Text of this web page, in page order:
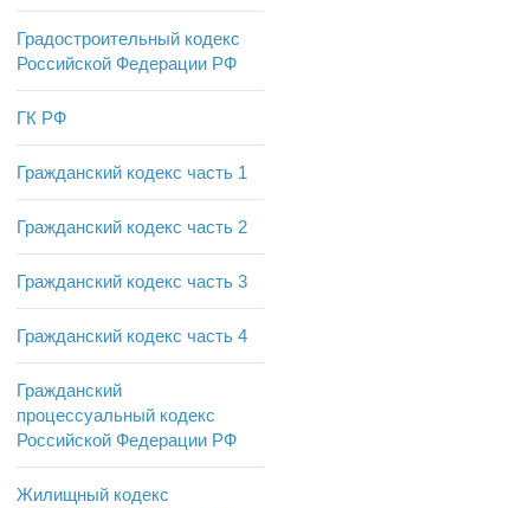
Градостроительный кодекс
Российской Федерации РФ
ГК РФ
Гражданский кодекс часть 1
Гражданский кодекс часть 2
Гражданский кодекс часть 3
Гражданский кодекс часть 4
Гражданский
процессуальный кодекс
Российской Федерации РФ
Жилищный кодекс